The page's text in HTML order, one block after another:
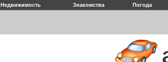
Недвижимость Знакомства Погода